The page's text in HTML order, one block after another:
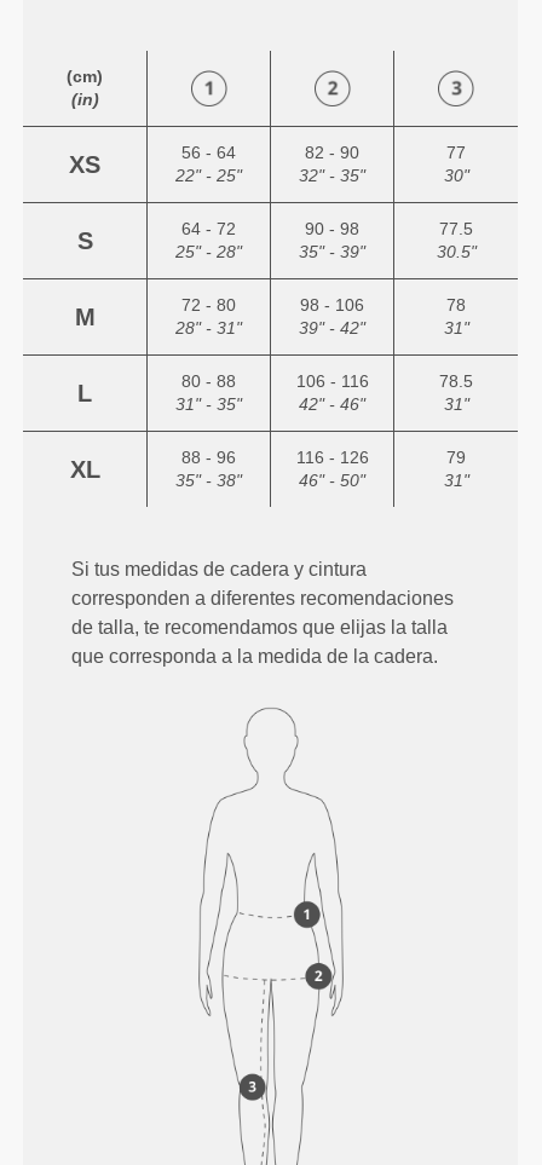
(cm)
(in)
XS
56 - 64
22" - 25"
82 - 90
32" - 35"
77
30"
S
64 - 72
25" - 28"
90 - 98
35" - 39"
77.5
30.5"
M
72 - 80
28" - 31"
98 - 106
39" - 42"
78
31"
L
80 - 88
31" - 35"
106 - 116
42" - 46"
78.5
31"
XL
88 - 96
35" - 38"
116 - 126
46" - 50"
79
31"
Si tus medidas de cadera y cintura
corresponden a diferentes recomendaciones
de talla, te recomendamos que elijas la talla
que corresponda a la medida de la cadera.